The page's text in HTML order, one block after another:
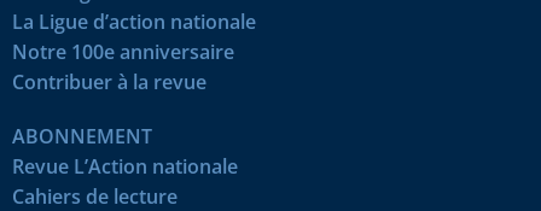
La Ligue d’action nationale
Notre 100e anniversaire
Contribuer à la revue
ABONNEMENT
Revue L’Action nationale
Cahiers de lecture